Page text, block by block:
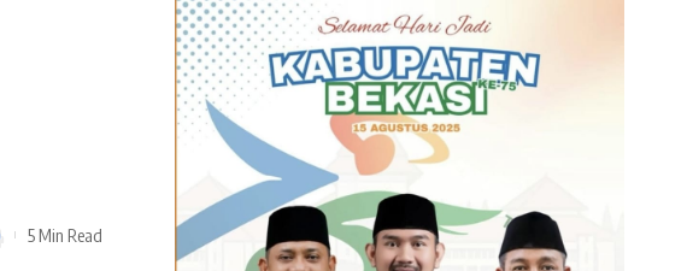
5 Min Read